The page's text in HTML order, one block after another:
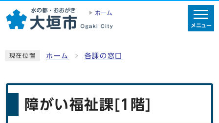
ホーム
メニュー
現在位置 ホーム 各課の窓口
障がい福祉課[1階]